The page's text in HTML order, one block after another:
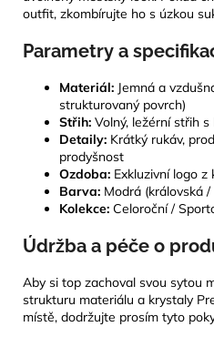
outfit, zkombírujte ho s úzkou
Parametry a
Materiál: Jemná a
strukturovaný povrch)
Střih: Volný, ležérní střih
Detaily: Krátký rukáv,
prodyšnost
Ozdoba: Exkluzivní logo
Barva: Modrá (královská
Kolekce: Celoroční /
Údržba a péče o
Aby si top zachoval svou sytou
strukturu materiálu a krystaly
místě, dodržujte prosím tyto